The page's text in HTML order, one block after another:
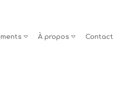
À propos Contact